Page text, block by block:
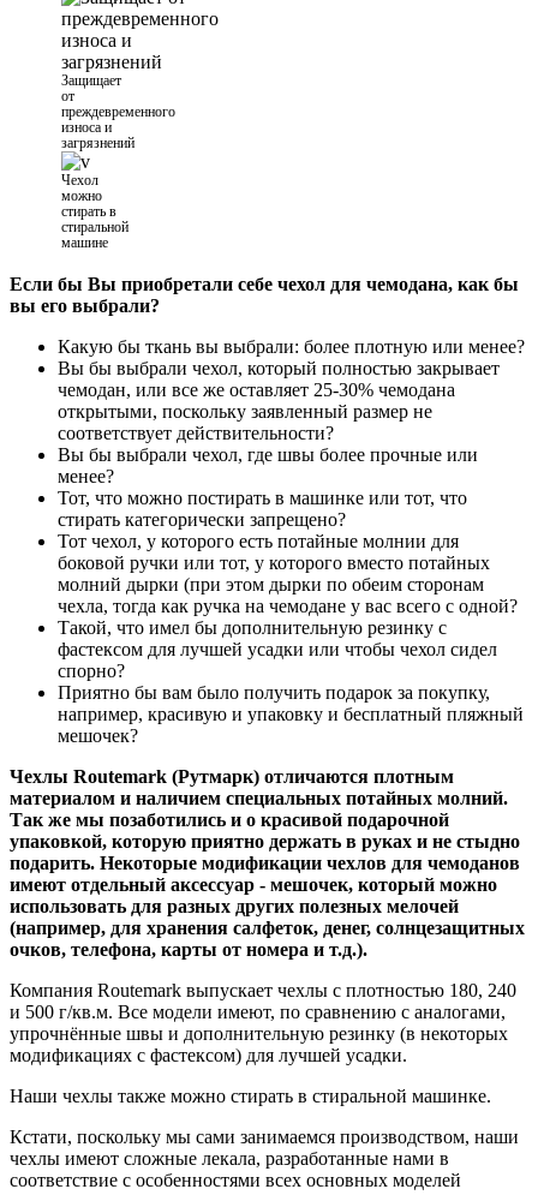
Защищает
от
преждевременного
износа и
загрязнений
Чехол
можно
стирать в
стиральной
машине
Если бы Вы приобретали себе чехол для чемодана, как бы
вы его выбрали?
Какую бы ткань вы выбрали: более плотную или менее?
Вы бы выбрали чехол, который полностью закрывает
чемодан, или все же оставляет 25-30% чемодана
открытыми, поскольку заявленный размер не
соответствует действительности?
Вы бы выбрали чехол, где швы более прочные или
менее?
Тот, что можно постирать в машинке или тот, что
стирать категорически запрещено?
Тот чехол, у которого есть потайные молнии для
боковой ручки или тот, у которого вместо потайных
молний дырки (при этом дырки по обеим сторонам
чехла, тогда как ручка на чемодане у вас всего с одной?
Такой, что имел бы дополнительную резинку с
фастексом для лучшей усадки или чтобы чехол сидел
спорно?
Приятно бы вам было получить подарок за покупку,
например, красивую и упаковку и бесплатный пляжный
мешочек?
Чехлы Routemark (Рутмарк) отличаются плотным
материалом и наличием специальных потайных молний.
Так же мы позаботились и о красивой подарочной
упаковкой, которую приятно держать в руках и не стыдно
подарить. Некоторые модификации чехлов для чемоданов
имеют отдельный аксессуар - мешочек, который можно
использовать для разных других полезных мелочей
(например, для хранения салфеток, денег, солнцезащитных
очков, телефона, карты от номера и т.д.).
Компания Routemark выпускает чехлы с плотностью 180, 240
и 500 г/кв.м. Все модели имеют, по сравнению с аналогами,
упрочнённые швы и дополнительную резинку (в некоторых
модификациях с фастексом) для лучшей усадки.
Наши чехлы также можно стирать в стиральной машинке.
Кстати, поскольку мы сами занимаемся производством, наши
чехлы имеют сложные лекала, разработанные нами в
соответствие с особенностями всех основных моделей